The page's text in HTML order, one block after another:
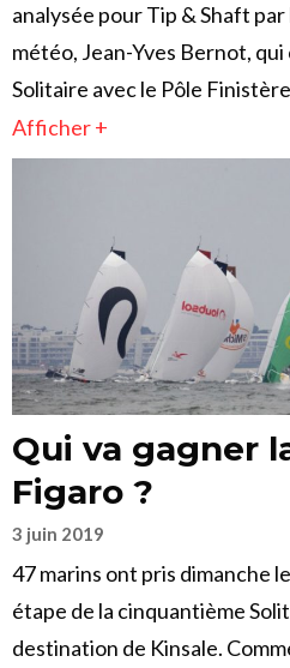
analysée pour Tip & Shaft
météo, Jean-Yves Bernot,
Solitaire avec le Pôle
Afficher +
Qui va gagner
Figaro ?
3 juin 2019
47 marins ont pris dimanche
étape de la cinquantième
destination de Kinsale.